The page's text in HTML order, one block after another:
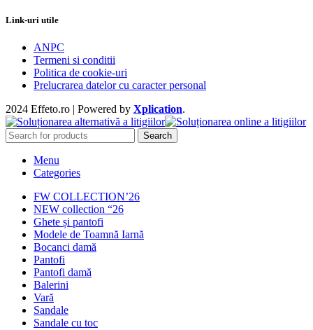
Link-uri utile
ANPC
Termeni si conditii
Politica de cookie-uri
Prelucrarea datelor cu caracter personal
2024 Effeto.ro | Powered by Xplication.
Search
Menu
Categories
FW COLLECTION’26
NEW collection “26
Ghete și pantofi
Modele de Toamnă Iarnă
Bocanci damă
Pantofi
Pantofi damă
Balerini
Vară
Sandale
Sandale cu toc